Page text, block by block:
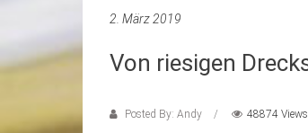
2. März 2019
Von riesigen
Posted By: Andy 48874 Views